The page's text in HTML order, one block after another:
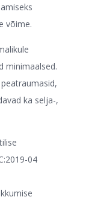
võime.
minimaalsed.
ka selja-,
04